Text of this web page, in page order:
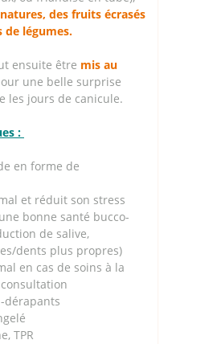
des fruits écrasés
de légumes.
ensuite être mis au
une belle surprise
les jours de canicule.
:
en forme de
et réduit son stress
bonne santé bucco-
de salive,
dents plus propres)
en cas de soins à la
dérapants
TPR